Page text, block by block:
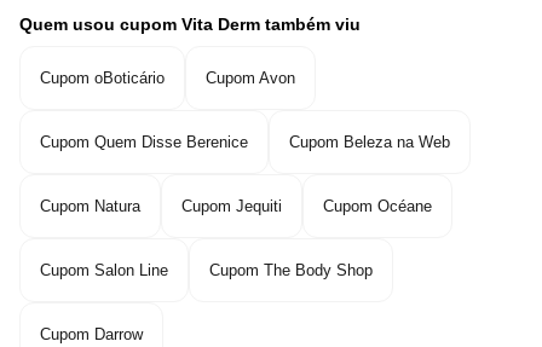
Quem usou cupom Vita Derm também viu
Cupom oBoticário Cupom Avon
Cupom Quem Disse Berenice Cupom Beleza na Web
Cupom Natura Cupom Jequiti Cupom Océane
Cupom Salon Line Cupom The Body Shop
Cupom Darrow